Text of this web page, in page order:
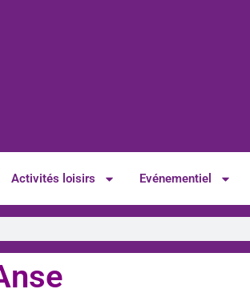
Activités loisirs Evénementiel